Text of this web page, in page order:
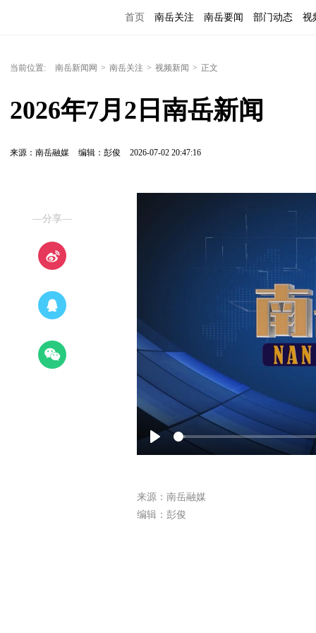
首页 南岳关注 南岳要闻 部门动态 视
当前位置: 南岳新闻网 > 南岳关注 > 视频新闻 > 正文
2026年7月2日南岳新闻
来源：南岳融媒 编辑：彭俊 2026-07-02 20:47:16
—分享—
Play
来源：南岳融媒
编辑：彭俊